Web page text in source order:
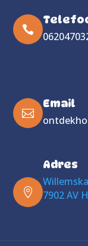


Email

Adres
7902 AV